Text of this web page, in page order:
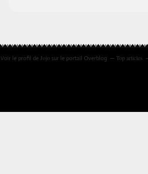
Voir le profil de Jojo sur le portail Overblog Top articles